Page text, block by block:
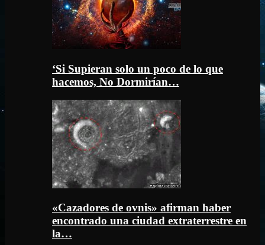
‘Si Supieran solo un poco de lo que
hacemos, No Dormirían…
«Cazadores de ovnis» afirman haber
encontrado una ciudad extraterrestre en
la…